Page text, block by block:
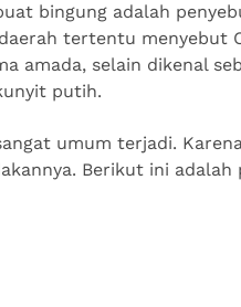
bingung adalah
tertentu menyebut
amada, selain dikenal
putih.
umum terjadi.
Berikut ini adalah